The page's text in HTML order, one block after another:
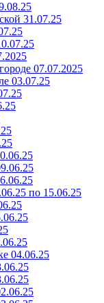
31.07.25
07.07.2025
03.07.25
по 15.06.25
04.06.25